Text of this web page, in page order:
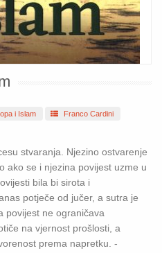
i Islam
Franco Cardini
stvaranja. Njezino ostvarenje
ako se i njezina povijest uzme u
bila bi sirota i
potječe od jučer, a sutra je
povijest ne ograničava
na vjernost prošlosti, a
prema napretku. -